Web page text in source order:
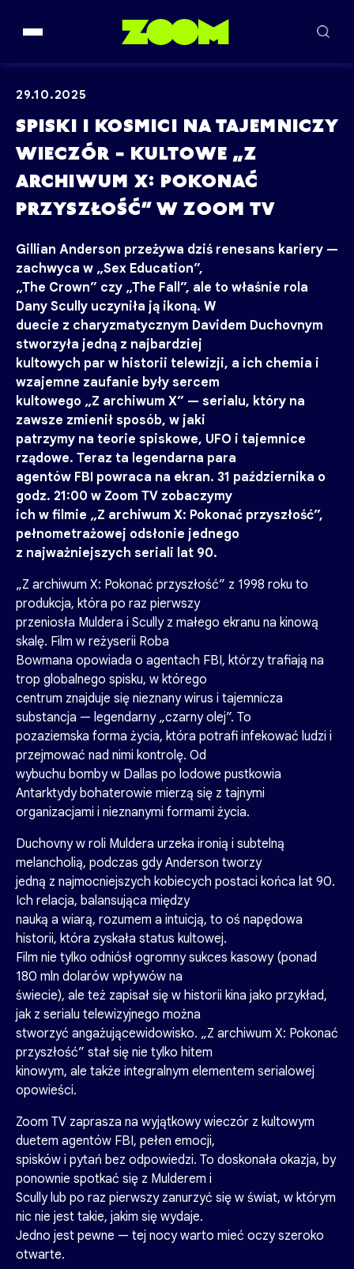
29.10.2025
SPISKI I KOSMICI NA TAJEMNICZY
WIECZÓR – KULTOWE „Z
ARCHIWUM X: POKONAĆ
PRZYSZŁOŚĆ” W ZOOM TV
Gillian Anderson przeżywa dziś renesans kariery —
zachwyca w „Sex Education”,
„The Crown” czy „The Fall”, ale to właśnie rola
Dany Scully uczyniła ją ikoną. W
duecie z charyzmatycznym Davidem Duchovnym
stworzyła jedną z najbardziej
kultowych par w historii telewizji, a ich chemia i
wzajemne zaufanie były sercem
kultowego „Z archiwum X” — serialu, który na
zawsze zmienił sposób, w jaki
patrzymy na teorie spiskowe, UFO i tajemnice
rządowe. Teraz ta legendarna para
agentów FBI powraca na ekran. 31 października o
godz. 21:00 w Zoom TV zobaczymy
ich w filmie „Z archiwum X: Pokonać przyszłość”,
pełnometrażowej odsłonie jednego
z najważniejszych seriali lat 90.
„Z archiwum X: Pokonać przyszłość” z 1998 roku to
produkcja, która po raz pierwszy
przeniosła Muldera i Scully z małego ekranu na kinową
skalę. Film w reżyserii Roba
Bowmana opowiada o agentach FBI, którzy trafiają na
trop globalnego spisku, w którego
centrum znajduje się nieznany wirus i tajemnicza
substancja — legendarny „czarny olej”. To
pozaziemska forma życia, która potrafi infekować ludzi i
przejmować nad nimi kontrolę. Od
wybuchu bomby w Dallas po lodowe pustkowia
Antarktydy bohaterowie mierzą się z tajnymi
organizacjami i nieznanymi formami życia.
Duchovny w roli Muldera urzeka ironią i subtelną
melancholią, podczas gdy Anderson tworzy
jedną z najmocniejszych kobiecych postaci końca lat 90.
Ich relacja, balansująca między
nauką a wiarą, rozumem a intuicją, to oś napędowa
historii, która zyskała status kultowej.
Film nie tylko odniósł ogromny sukces kasowy (ponad
180 mln dolarów wpływów na
świecie), ale też zapisał się w historii kina jako przykład,
jak z serialu telewizyjnego można
stworzyć angażującewidowisko. „Z archiwum X: Pokonać
przyszłość” stał się nie tylko hitem
kinowym, ale także integralnym elementem serialowej
opowieści.
Zoom TV zaprasza na wyjątkowy wieczór z kultowym
duetem agentów FBI, pełen emocji,
spisków i pytań bez odpowiedzi. To doskonała okazja, by
ponownie spotkać się z Mulderem i
Scully lub po raz pierwszy zanurzyć się w świat, w którym
nic nie jest takie, jakim się wydaje.
Jedno jest pewne — tej nocy warto mieć oczy szeroko
otwarte.